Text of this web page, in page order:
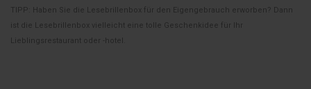
TIPP: Haben Sie die Lesebrillenbox für den Eigengebrauch erworben? Dann
ist die Lesebrillenbox vielleicht eine tolle Geschenkidee für Ihr
Lieblingsrestaurant oder -hotel.